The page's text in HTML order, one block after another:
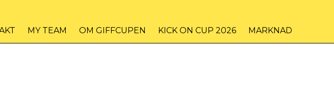
MY TEAM OM GIFFCUPEN KICK ON CUP 2026 MARKNAD